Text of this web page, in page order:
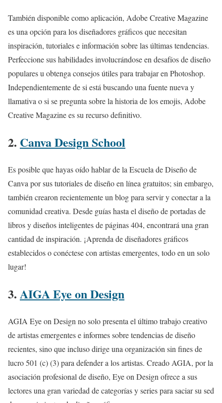
También disponible como aplicación, Adobe Creative Magazine
es una opción para los diseñadores gráficos que necesitan
inspiración, tutoriales e información sobre las últimas tendencias.
Perfeccione sus habilidades involucrándose en desafíos de diseño
populares u obtenga consejos útiles para trabajar en Photoshop.
Independientemente de si está buscando una fuente nueva y
llamativa o si se pregunta sobre la historia de los emojis, Adobe
Creative Magazine es su recurso definitivo.
2. Canva Design School
Es posible que hayas oído hablar de la Escuela de Diseño de
Canva por sus tutoriales de diseño en línea gratuitos; sin embargo,
también crearon recientemente un blog para servir y conectar a la
comunidad creativa. Desde guías hasta el diseño de portadas de
libros y diseños inteligentes de páginas 404, encontrará una gran
cantidad de inspiración. ¡Aprenda de diseñadores gráficos
establecidos o conéctese con artistas emergentes, todo en un solo
lugar!
3. AIGA Eye on Design
AGIA Eye on Design no solo presenta el último trabajo creativo
de artistas emergentes e informes sobre tendencias de diseño
recientes, sino que incluso dirige una organización sin fines de
lucro 501 (c) (3) para defender a los artistas. Creado AGIA, por la
asociación profesional de diseño, Eye on Design ofrece a sus
lectores una gran variedad de categorías y series para saciar su sed